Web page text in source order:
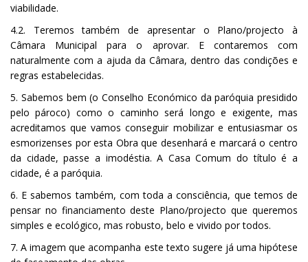
viabilidade.
4.2. Teremos também de apresentar o Plano/projecto à
Câmara Municipal para o aprovar. E contaremos com
naturalmente com a ajuda da Câmara, dentro das condições e
regras estabelecidas.
5. Sabemos bem (o Conselho Económico da paróquia presidido
pelo pároco) como o caminho será longo e exigente, mas
acreditamos que vamos conseguir mobilizar e entusiasmar os
esmorizenses por esta Obra que desenhará e marcará o centro
da cidade, passe a imodéstia. A Casa Comum do título é a
cidade, é a paróquia.
6. E sabemos também, com toda a consciência, que temos de
pensar no financiamento deste Plano/projecto que queremos
simples e ecológico, mas robusto, belo e vivido por todos.
7. A imagem que acompanha este texto sugere já uma hipótese